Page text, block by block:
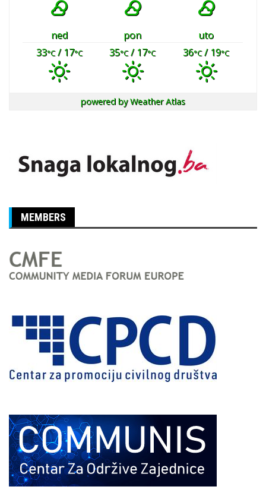
ned pon
uto
33°C/ 17°C 35°C/ 17°C 36°C/ 19°C
powered byWeather Atlas
MEMBERS